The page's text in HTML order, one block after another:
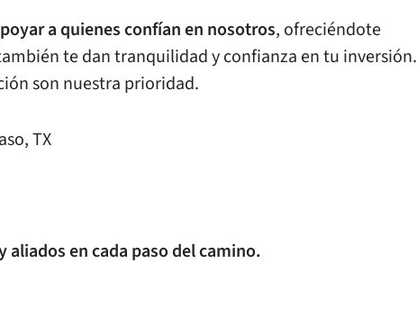
a quienes confían en nosotros, ofreciéndote
te dan tranquilidad y confianza en tu inversión.
son nuestra prioridad.
TX
en cada paso del camino.